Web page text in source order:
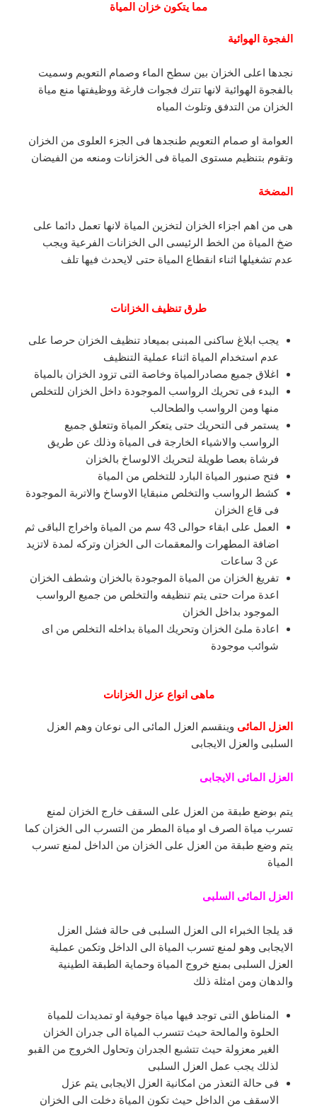
مما يتكون خزان المياة
الفجوة الهوائية
نجدها اعلى الخزان بين سطح الماء وصمام التعويم وسميت
بالفجوة الهوائية لانها تترك فجوات فارغة ووظيفتها منع مياة
الخزان من التدفق وتلوث المياه
العوامة او صمام التعويم طنجدها فى الجزء العلوى من الخزان
وتقوم بتنظيم مستوى المياة فى الخزانات ومنعه من الفيضان
المضخة
هى من اهم اجزاء الخزان لتخزين المياة لانها تعمل دائما على
ضخ المياة من الخط الرئيسى الى الخزانات الفرعية ويجب
عدم تشغيلها اثناء انقطاع المياة حتى لايحدث فيها تلف
طرق تنظيف الخزانات
يجب ابلاغ ساكنى المبنى بميعاد تنظيف الخزان حرصا على
عدم استخدام المياة اثناء عملية التنظيف
اغلاق جميع مصادرالمياة وخاصة التى تزود الخزان بالمياة
البدء فى تحريك الرواسب الموجودة داخل الخزان للتخلص
منها ومن الرواسب والطحالب
يستمر فى التحريك حتى يتعكر المياة وتتعلق جميع
الرواسب والاشياء الخارجة فى المياة وذلك عن طريق
فرشاة بعصا طويلة لتحريك الالوساخ بالخزان
فتح صنبور المياة البارد للتخلص من المياة
كشط الرواسب والتخلص منبقايا الاوساخ والاتربة الموجودة
فى قاع الخزان
العمل على ابقاء حوالى 43 سم من المياة واخراج الباقى ثم
اضافة المطهرات والمعقمات الى الخزان وتركه لمدة لاتزيد
عن 3 ساعات
تفريغ الخزان من المياة الموجودة بالخزان وشطف الخزان
اعدة مرات حتى يتم تنظيفه والتخلص من جميع الرواسب
الموجود بداخل الخزان
اعادة ملئ الخزان وتحريك المياة بداخله التخلص من اى
شوائب موجودة
ماهى انواع عزل الخزانات
العزل المائى وينقسم العزل المائى الى نوعان وهم العزل
السلبى والعزل الايجابى
العزل المائى الايجابى
يتم بوضع طبقة من العزل على السقف خارج الخزان لمنع
تسرب مياة الصرف او مياة المطر من التسرب الى الخزان كما
يتم وضع طبقة من العزل على الخزان من الداخل لمنع تسرب
المياة
العزل المائى السلبى
قد يلجا الخبراء الى العزل السلبى فى حالة فشل العزل
الايجابى وهو لمنع تسرب المياة الى الداخل وتكمن عملية
العزل السلبى بمنع خروج المياة وحماية الطبقة الطينية
والدهان ومن امثلة ذلك
المناطق التى توجد فيها مياة جوفية او تمديدات للمياة
الحلوة والمالحة حيث تتسرب المياة الى جدران الخزان
الغير معزولة حيث تتشبع الجدران وتحاول الخروج من القبو
لذلك يجب عمل العزل السلبى
فى حالة التعذر من امكانية العزل الايجابى يتم عزل
الاسقف من الداخل حيث تكون المياة دخلت الى الخزان